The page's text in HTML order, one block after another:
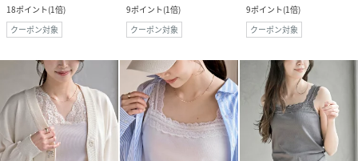
18ポイント(1倍)
クーポン対象
9ポイント(1倍)
クーポン対象
9ポイント(1倍)
クーポン対象